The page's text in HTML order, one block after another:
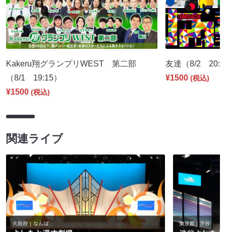
Kakeru翔グランプリWEST 第二部
（8/1 19:15）
¥1500 (税込)
友達（8/2
¥1500 (税込)
関連ライブ